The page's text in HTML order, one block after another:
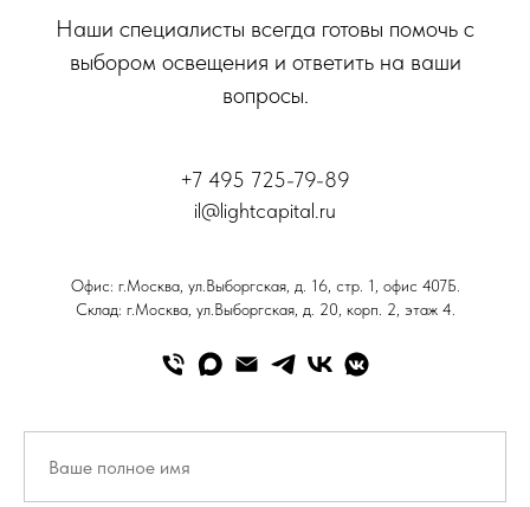
Наши специалисты всегда готовы помочь с
выбором освещения и ответить на ваши
вопросы.
+7 495 725-79-89
il@lightcapital.ru
Офис: г.Москва, ул.Выборгская, д. 16, стр. 1, офис 407Б.
Склад: г.Москва, ул.Выборгская, д. 20, корп. 2, этаж 4.